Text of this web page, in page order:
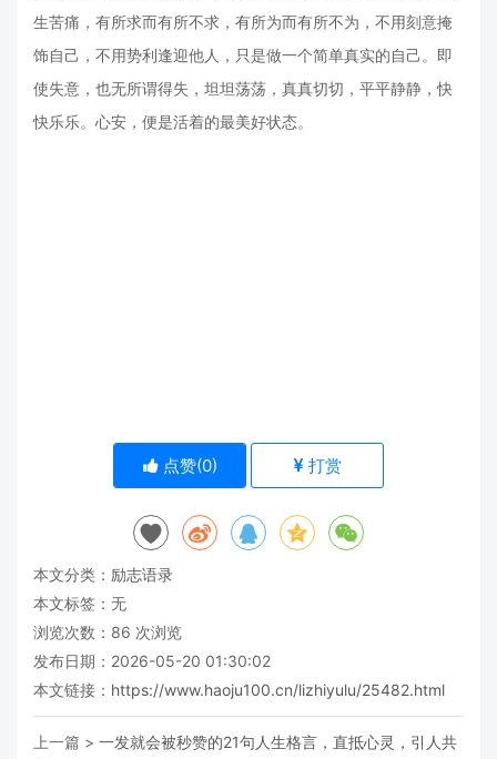
生苦痛，有所求而有所不求，有所为而有所不为，不用刻意掩
饰自己，不用势利逢迎他人，只是做一个简单真实的自己。即
使失意，也无所谓得失，坦坦荡荡，真真切切，平平静静，快
快乐乐。心安，便是活着的最美好状态。
点赞(0) 打赏
本文分类： 励志语录
本文标签：无
浏览次数： 86 次浏览
发布日期：2026-05-20 01:30:02
本文链接： https://www.haoju100.cn/lizhiyulu/25482.html
上一篇 > 一发就会被秒赞的21句人生格言，直抵心灵，引人共